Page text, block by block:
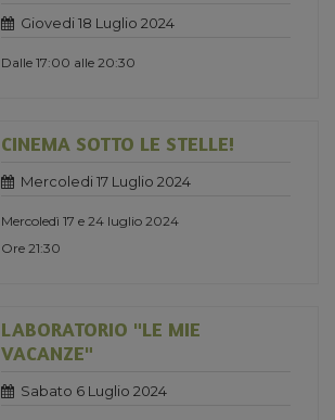
Giovedi 18 Luglio 2024
Dalle 17:00 alle 20:30
CINEMA SOTTO LE STELLE!
Mercoledi 17 Luglio 2024
Mercoledì 17 e 24 luglio 2024
Ore 21:30
LABORATORIO "LE MIE
VACANZE"
Sabato 6 Luglio 2024